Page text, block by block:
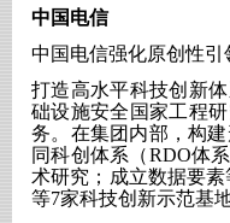
中国电信
中国电信强化原创性
打造高水平科技创新
础设施安全国家工程
务。在集团内部，构
同科创体系（RDO体
术研究；成立数据要
等7家科技创新示范基